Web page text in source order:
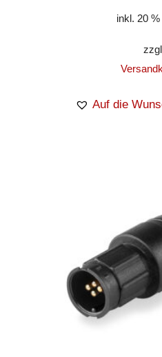
inkl. 20
Auf die